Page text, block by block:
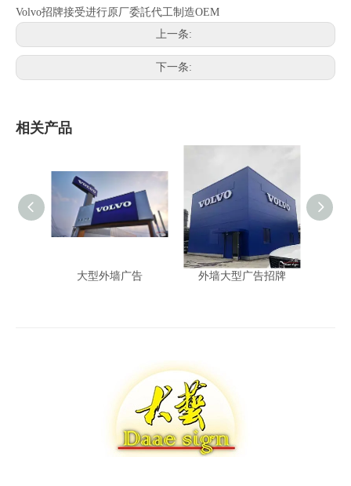
Volvo招牌接受进行原厂委託代工制造OEM
上一条:
下一条:
相关产品
大型外墙广告 外墙大型广告招牌